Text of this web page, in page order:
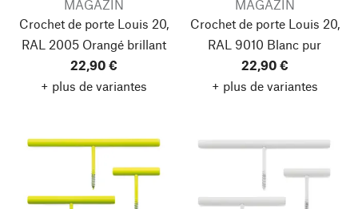
MAGAZIN
Crochet de porte Louis 20,
RAL 2005 Orangé brillant
22,90 €
+ plus de variantes
MAGAZIN
Crochet de porte Louis 20,
RAL 9010 Blanc pur
22,90 €
+ plus de variantes